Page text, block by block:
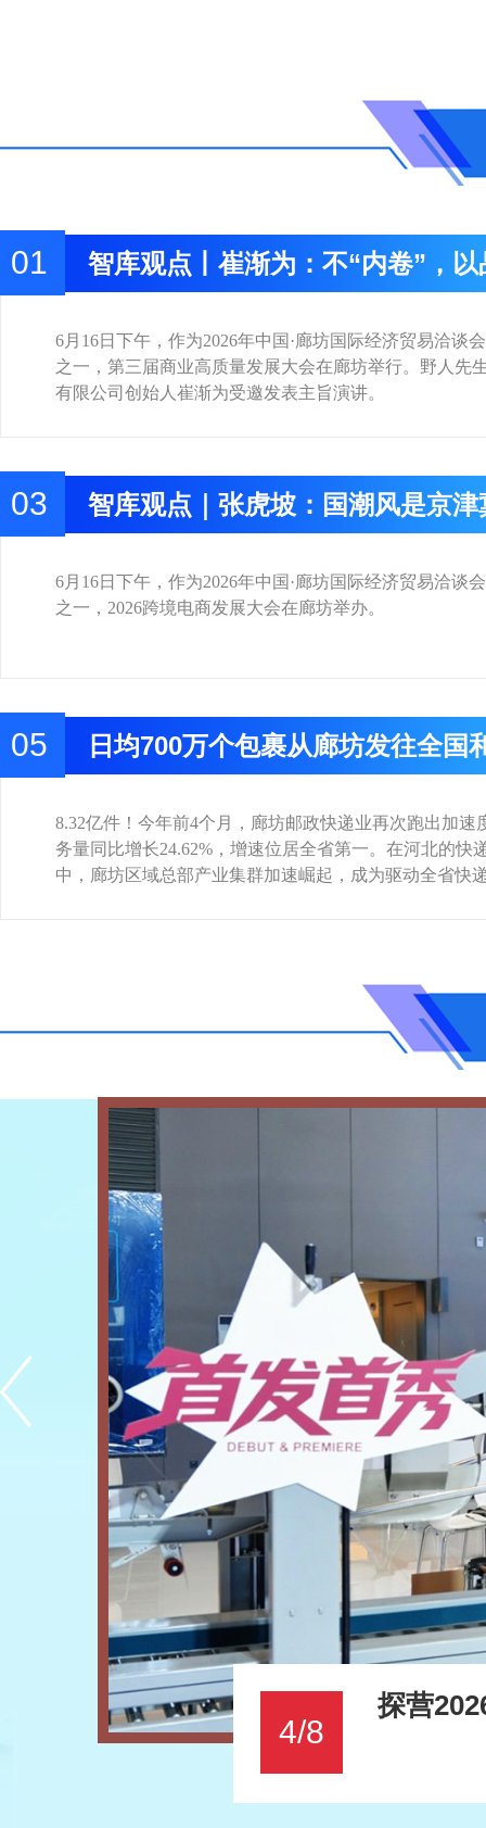
01
智库观点丨崔渐为：不“内卷”，
6月16日下午，作为2026年中国·廊坊国际经济贸易洽谈
之一，第三届商业高质量发展大会在廊坊举行。野人先
有限公司创始人崔渐为受邀发表主旨演讲。
03
智库观点｜张虎坡：国潮风是京
6月16日下午，作为2026年中国·廊坊国际经济贸易洽谈
之一，2026跨境电商发展大会在廊坊举办。
05 日均700万个包裹从廊坊发往全国
8.32亿件！今年前4个月，廊坊邮政快递业再次跑出加速
务量同比增长24.62%，增速位居全省第一。在河北的快
中，廊坊区域总部产业集群加速崛起，成为驱动全省快
4/8
探营